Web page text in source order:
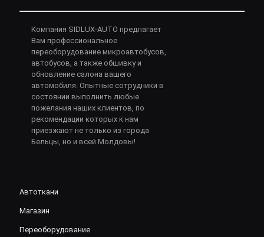
Компания SIDLUX-AUTO предлагает
Вам профессиональное
переоборудование микроавтобусов,
автобусов, а также обшивку и
обновление салона вашего
автомобиля. Опытные сотрудники в
состоянии выполнить любые
пожелания наших клиентов, по
рекомендации которых к нам
приезжают не только из города
Бельцы, но и всей Молдовы!
Автоткани
Магазин
Переоборудование